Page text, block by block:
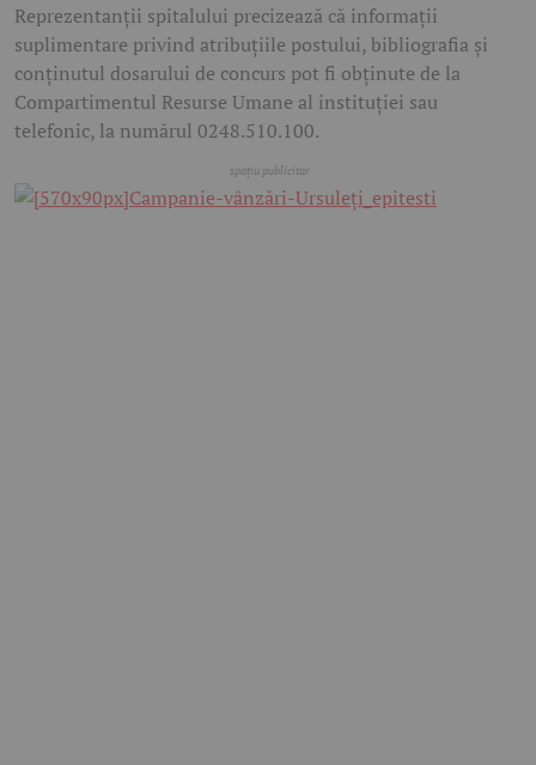
Reprezentanții spitalului precizează că informații
suplimentare privind atribuțiile postului, bibliografia și
conținutul dosarului de concurs pot fi obținute de la
Compartimentul Resurse Umane al instituției sau
telefonic, la numărul 0248.510.100.